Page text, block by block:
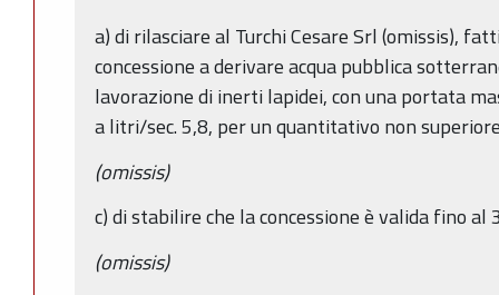
a) di rilasciare al Turchi Cesare Srl (omissis),
concessione a derivare acqua pubblica
lavorazione di inerti lapidei, con una portata
a litri/sec. 5,8, per un quantitativo non
(omissis)
c) di stabilire che la concessione è valida fino al
(omissis)